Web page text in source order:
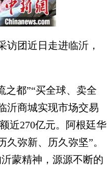
团近日走进临沂，
都”“买全球、卖全
沂商城实现市场交易
近270亿元。阿根廷华
弥新、历久弥坚”。
蒙精神，源源不断的